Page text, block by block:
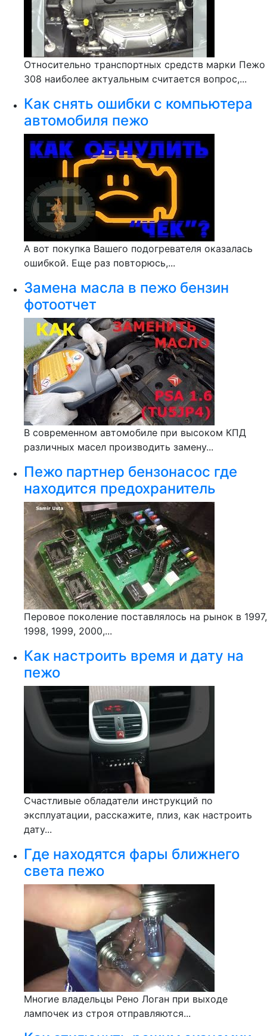
Относительно транспортных средств марки Пежо
308 наиболее актуальным считается вопрос,...
Как снять ошибки с компьютера
автомобиля пежо
А вот покупка Вашего подогревателя оказалась
ошибкой. Еще раз повторюсь,...
Замена масла в пежо бензин
фотоотчет
В современном автомобиле при высоком КПД
различных масел производить замену...
Пежо партнер бензонасос где
находится предохранитель
Перовое поколение поставлялось на рынок в 1997,
1998, 1999, 2000,...
Как настроить время и дату на
пежо
Счастливые обладатели инструкций по
эксплуатации, расскажите, плиз, как настроить
дату...
Где находятся фары ближнего
света пежо
Многие владельцы Рено Логан при выходе
лампочек из строя отправляются...